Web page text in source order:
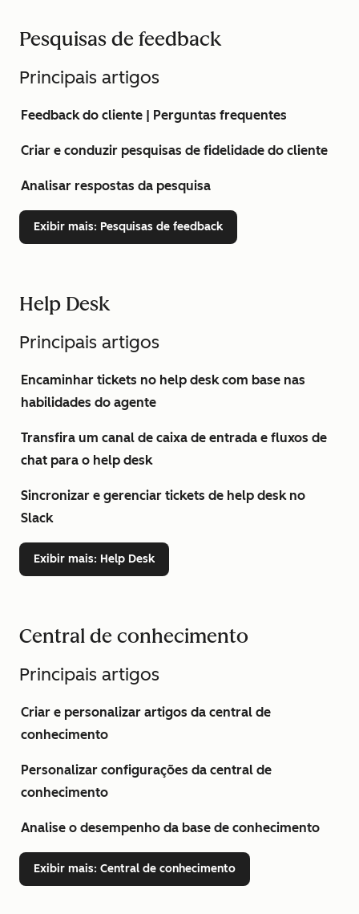
Pesquisas de feedback
Principais artigos
Feedback do cliente | Perguntas frequentes
Criar e conduzir pesquisas de fidelidade do cliente
Analisar respostas da pesquisa
Exibir mais: Pesquisas de feedback
Help Desk
Principais artigos
Encaminhar tickets no help desk com base nas
habilidades do agente
Transfira um canal de caixa de entrada e fluxos de
chat para o help desk
Sincronizar e gerenciar tickets de help desk no
Slack
Exibir mais: Help Desk
Central de conhecimento
Principais artigos
Criar e personalizar artigos da central de
conhecimento
Personalizar configurações da central de
conhecimento
Analise o desempenho da base de conhecimento
Exibir mais: Central de conhecimento